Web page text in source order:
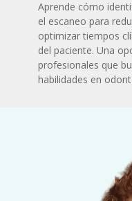
Aprende cómo
el escaneo para
optimizar tiempos
del paciente. Una
profesionales que
habilidades en